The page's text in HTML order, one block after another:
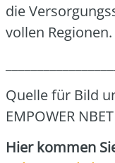
die
vol­len Regio­nen.
Quel­le für Bild
EMPOWER
Hier kom­men